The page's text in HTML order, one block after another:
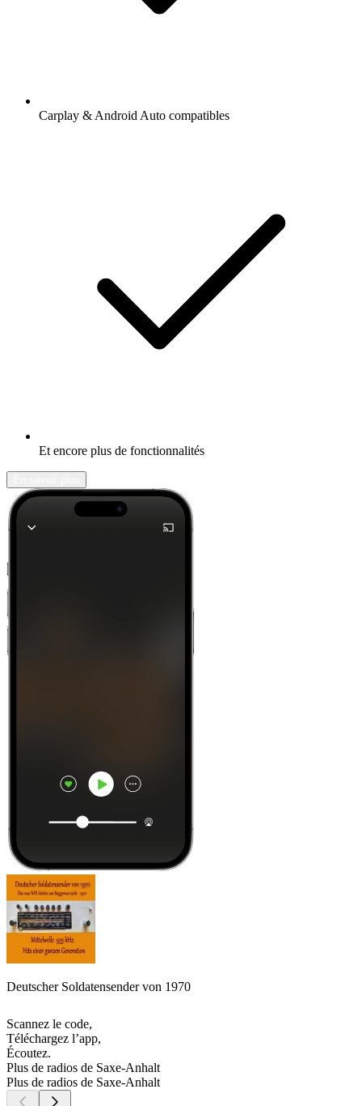
Carplay & Android Auto compatibles
Et encore plus de fonctionnalités
Deutscher Soldatensender von 1970
Scannez le code,
Téléchargez l’app,
Écoutez.
Plus de radios de Saxe-Anhalt
Plus de radios de Saxe-Anhalt